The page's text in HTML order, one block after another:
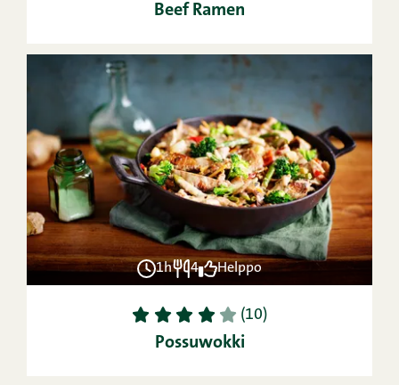
Beef Ramen
1h 4 Helppo
1 2 3 4 5 (10)
Possuwokki